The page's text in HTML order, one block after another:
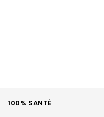
100% SANTÉ